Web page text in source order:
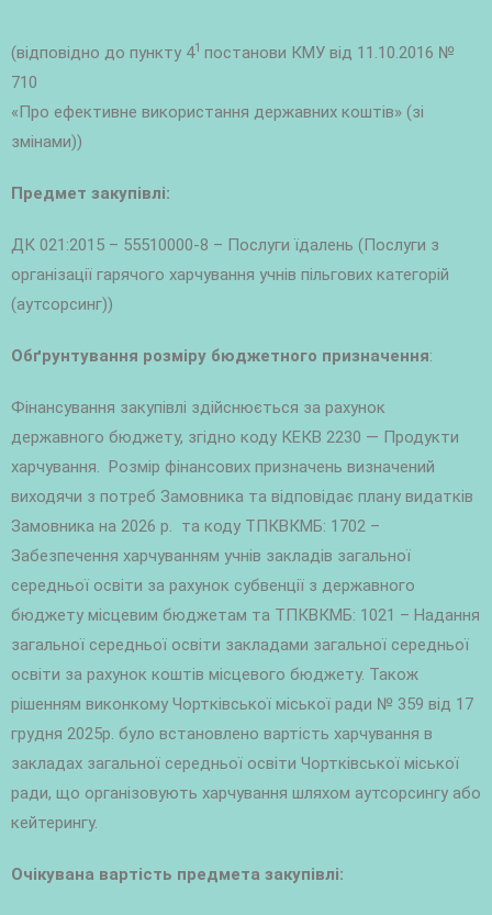
(відповідно до пункту 41 постанови КМУ від 11.10.2016 №
710
«Про ефективне використання державних коштів» (зі
змінами))
Предмет закупівлі:
ДК 021:2015 – 55510000-8 – Послуги їдалень (Послуги з
організації гарячого харчування учнів пільгових категорій
(аутсорсинг))
Обґрунтування розміру бюджетного призначення:
Фінансування закупівлі здійснюється за рахунок
державного бюджету, згідно коду КЕКВ 2230 — Продукти
харчування. Розмір фінансових призначень визначений
виходячи з потреб Замовника та відповідає плану видатків
Замовника на 2026 р. та коду ТПКВКМБ: 1702 –
Забезпечення харчуванням учнів закладів загальної
середньої освіти за рахунок субвенції з державного
бюджету місцевим бюджетам та ТПКВКМБ: 1021 – Надання
загальної середньої освіти закладами загальної середньої
освіти за рахунок коштів місцевого бюджету. Також
рішенням виконкому Чортківської міської ради № 359 від 17
грудня 2025р. було встановлено вартість харчування в
закладах загальної середньої освіти Чортківської міської
ради, що організовують харчування шляхом аутсорсингу або
кейтерингу.
Очікувана вартість предмета закупівлі: